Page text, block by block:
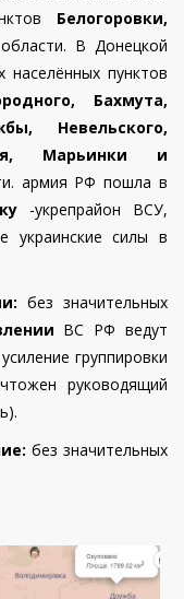
Белогоровки,
В Донецкой
пунктов
Бахмута,
Невельского,
Марьинки и
армия РФ пошла в
-укрепрайон ВСУ,
украинские силы в
без значительных
ВС РФ ведут
группировки
руководящий
без значительных